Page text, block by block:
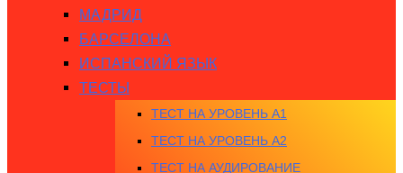
МАДРИД
БАРСЕЛОНА
ИСПАНСКИЙ ЯЗЫК
ТЕСТЫ
ТЕСТ НА УРОВЕНЬ A1
ТЕСТ НА УРОВЕНЬ A2
ТЕСТ НА АУДИРОВАНИЕ